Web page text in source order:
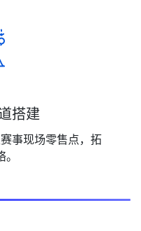
搭建
事现场零售点，拓